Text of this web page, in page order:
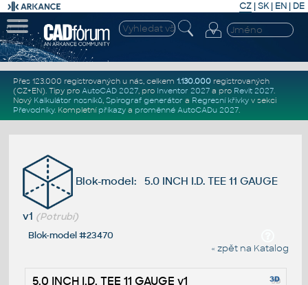
CZ | SK| EN | DE
Přes 123.000 registrovaných u nás, celkem 1.130.000registrovaných
(CZ+EN). Tipy pro AutoCAD 2027, pro Inventor 2027a pro Revit 2027.
Nový Kalkulátor nosníků, Spirograf generátor a Regresní křivkyv sekci
Převodníky. Kompletní příkazya proměnné AutoCADu 2027.
Blok-model: 5.0 INCH I.D. TEE 11 GAUGE
v1 (Potrubí)
Blok-model #23470
« zpět na Katalog
5.0 INCH I.D. TEE 11 GAUGE v1